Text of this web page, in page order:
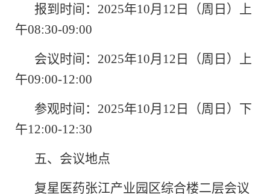
报到时间： 2025年10月 12 日（周日）上
午08:30-09:00
会议时间： 2025年10月 12 日（周日）上
午09:00-12:00
参观时间： 2025年10月 12 日（周日）下
午12:00-12:30
五、会议地点
复星医药张江产业园区综合楼二层会议